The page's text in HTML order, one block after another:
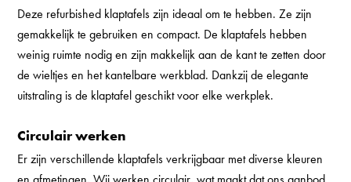
Deze refurbished klaptafels zijn ideaal om te hebben. Ze zijn
gemakkelijk te gebruiken en compact. De klaptafels hebben
weinig ruimte nodig en zijn makkelijk aan de kant te zetten door
de wieltjes en het kantelbare werkblad. Dankzij de elegante
uitstraling is de klaptafel geschikt voor elke werkplek.
Circulair werken
Er zijn verschillende klaptafels verkrijgbaar met diverse kleuren